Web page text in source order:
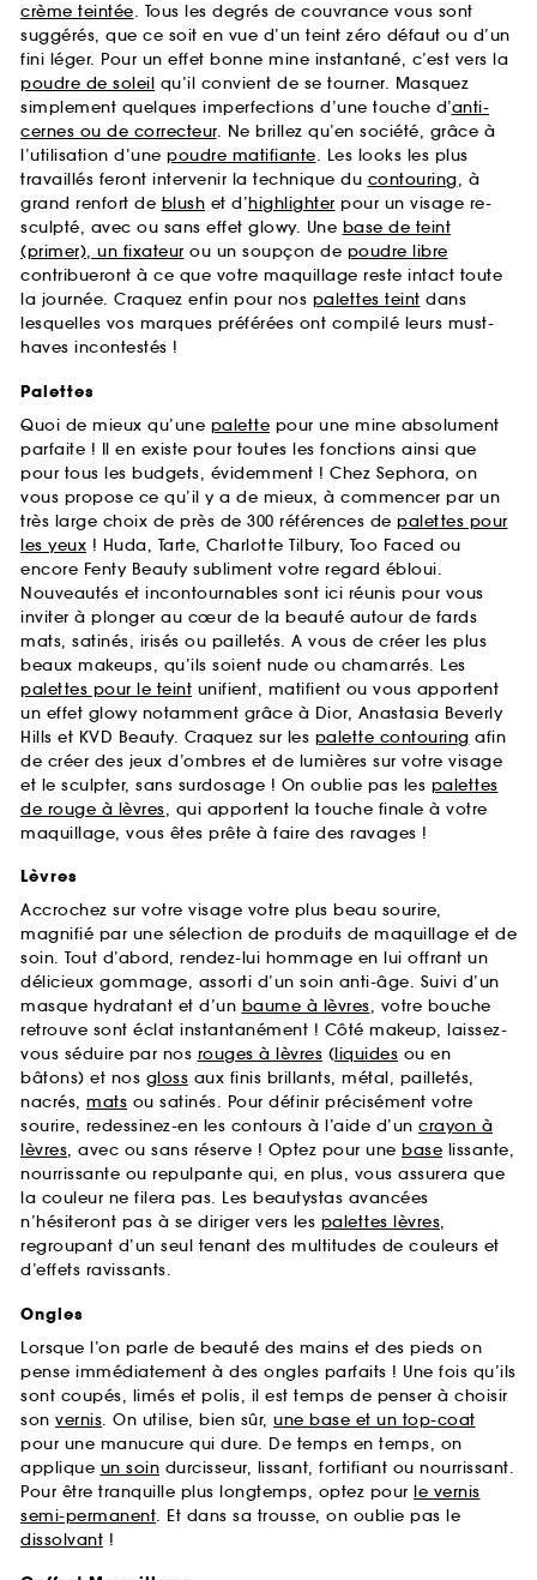
crème teintée. Tous les degrés de couvrance vous sont
suggérés, que ce soit en vue d’un teint zéro défaut ou d’un
fini léger. Pour un effet bonne mine instantané, c’est vers la
poudre de soleil qu’il convient de se tourner. Masquez
simplement quelques imperfections d’une touche d’anti-
cernes ou de correcteur. Ne brillez qu’en société, grâce à
l’utilisation d’une poudre matifiante. Les looks les plus
travaillés feront intervenir la technique du contouring, à
grand renfort de blush et d’highlighter pour un visage re-
sculpté, avec ou sans effet glowy. Une base de teint
(primer), un fixateur ou un soupçon de poudre libre
contribueront à ce que votre maquillage reste intact toute
la journée. Craquez enfin pour nos palettes teint dans
lesquelles vos marques préférées ont compilé leurs must-
haves incontestés !
Palettes
Quoi de mieux qu’une palette pour une mine absolument
parfaite ! Il en existe pour toutes les fonctions ainsi que
pour tous les budgets, évidemment ! Chez Sephora, on
vous propose ce qu’il y a de mieux, à commencer par un
très large choix de près de 300 références de palettes pour
les yeux ! Huda, Tarte, Charlotte Tilbury, Too Faced ou
encore Fenty Beauty subliment votre regard ébloui.
Nouveautés et incontournables sont ici réunis pour vous
inviter à plonger au cœur de la beauté autour de fards
mats, satinés, irisés ou pailletés. A vous de créer les plus
beaux makeups, qu’ils soient nude ou chamarrés. Les
palettes pour le teint unifient, matifient ou vous apportent
un effet glowy notamment grâce à Dior, Anastasia Beverly
Hills et KVD Beauty. Craquez sur les palette contouring afin
de créer des jeux d’ombres et de lumières sur votre visage
et le sculpter, sans surdosage ! On oublie pas les palettes
de rouge à lèvres, qui apportent la touche finale à votre
maquillage, vous êtes prête à faire des ravages !
Lèvres
Accrochez sur votre visage votre plus beau sourire,
magnifié par une sélection de produits de maquillage et de
soin. Tout d’abord, rendez-lui hommage en lui offrant un
délicieux gommage, assorti d’un soin anti-âge. Suivi d’un
masque hydratant et d’un baume à lèvres, votre bouche
retrouve sont éclat instantanément ! Côté makeup, laissez-
vous séduire par nos rouges à lèvres (liquides ou en
bâtons) et nos gloss aux finis brillants, métal, pailletés,
nacrés, mats ou satinés. Pour définir précisément votre
sourire, redessinez-en les contours à l’aide d’un crayon à
lèvres, avec ou sans réserve ! Optez pour une base lissante,
nourrissante ou repulpante qui, en plus, vous assurera que
la couleur ne filera pas. Les beautystas avancées
n’hésiteront pas à se diriger vers les palettes lèvres,
regroupant d’un seul tenant des multitudes de couleurs et
d’effets ravissants.
Ongles
Lorsque l’on parle de beauté des mains et des pieds on
pense immédiatement à des ongles parfaits ! Une fois qu’ils
sont coupés, limés et polis, il est temps de penser à choisir
son vernis. On utilise, bien sûr, une base et un top-coat
pour une manucure qui dure. De temps en temps, on
applique un soin durcisseur, lissant, fortifiant ou nourrissant.
Pour être tranquille plus longtemps, optez pour le vernis
semi-permanent. Et dans sa trousse, on oublie pas le
dissolvant !